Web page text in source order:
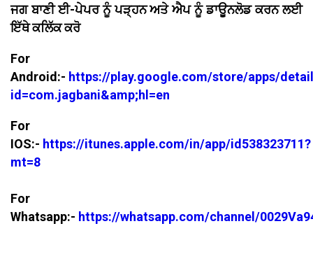
ਜਗ ਬਾਣੀ ਈ-ਪੇਪਰ ਨੂੰ ਪੜ੍ਹਨ ਅਤੇ ਐਪ ਨੂੰ ਡਾਊਨਲੋਡ ਕਰਨ ਲਈ
ਇੱਥੇ ਕਲਿੱਕ ਕਰੋ
For
Android:- https://play.google.com/store/apps/
id=com.jagbani&amp;hl=en
For
IOS:- https://itunes.apple.com/in/app/id538323711?
mt=8
For
Whatsapp:- https://whatsapp.com/channel/